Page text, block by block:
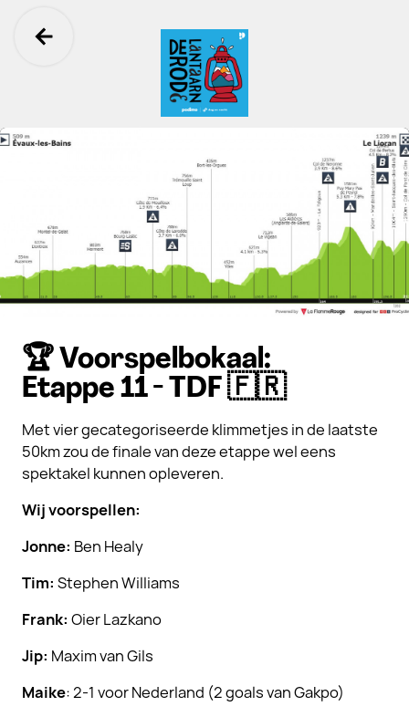
Ga terug
🏆 Voorspelbokaal:
Etappe 11 - TDF 🇫🇷
Met vier gecategoriseerde klimmetjes in de laatste
50km zou de finale van deze etappe wel eens
spektakel kunnen opleveren.
Wij voorspellen:
Jonne: Ben Healy
Tim: Stephen Williams
Frank: Oier Lazkano
Jip: Maxim van Gils
Maike: 2-1 voor Nederland (2 goals van Gakpo)